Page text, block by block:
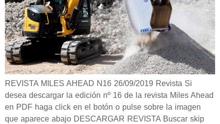
REVISTA MILES AHEAD N16 26/09/2019 Revista Si
desea descargar la edición nº 16 de la revista Miles Ahead
en PDF haga click en el botón o pulse sobre la imagen
que aparece abajo DESCARGAR REVISTA Buscar skip